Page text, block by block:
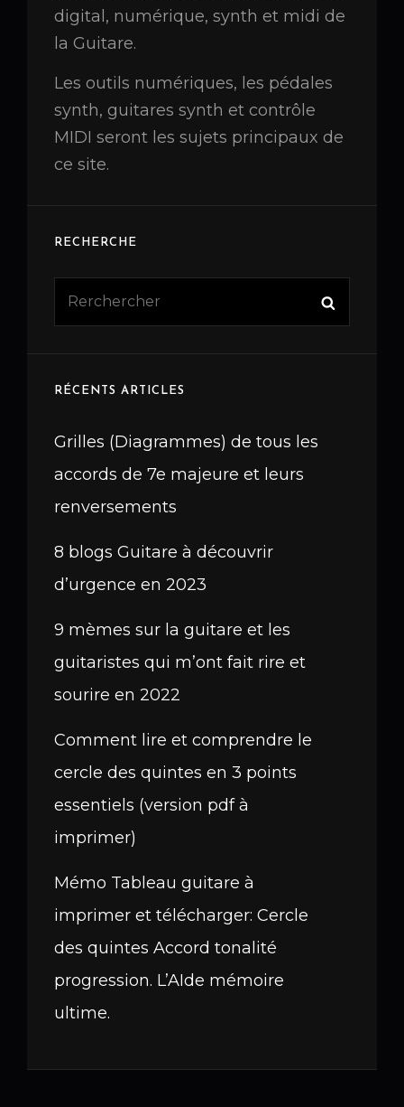
digital, numérique, synth et midi de
la Guitare.
Les outils numériques, les pédales
synth, guitares synth et contrôle
MIDI seront les sujets principaux de
ce site.
RECHERCHE
Search
RÉCENTS ARTICLES
Grilles (Diagrammes) de tous les
accords de 7e majeure et leurs
renversements
8 blogs Guitare à découvrir
d’urgence en 2023
9 mèmes sur la guitare et les
guitaristes qui m’ont fait rire et
sourire en 2022
Comment lire et comprendre le
cercle des quintes en 3 points
essentiels (version pdf à
imprimer)
Mémo Tableau guitare à
imprimer et télécharger: Cercle
des quintes Accord tonalité
progression. L’AIde mémoire
ultime.